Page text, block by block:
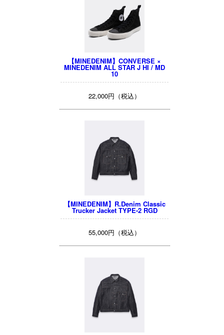
【MINEDENIM】CONVERSE ×
MINEDENIM ALL STAR J HI / MD
10
22,000円（税込）
【MINEDENIM】R.Denim Classic
Trucker Jacket TYPE-2 RGD
55,000円（税込）